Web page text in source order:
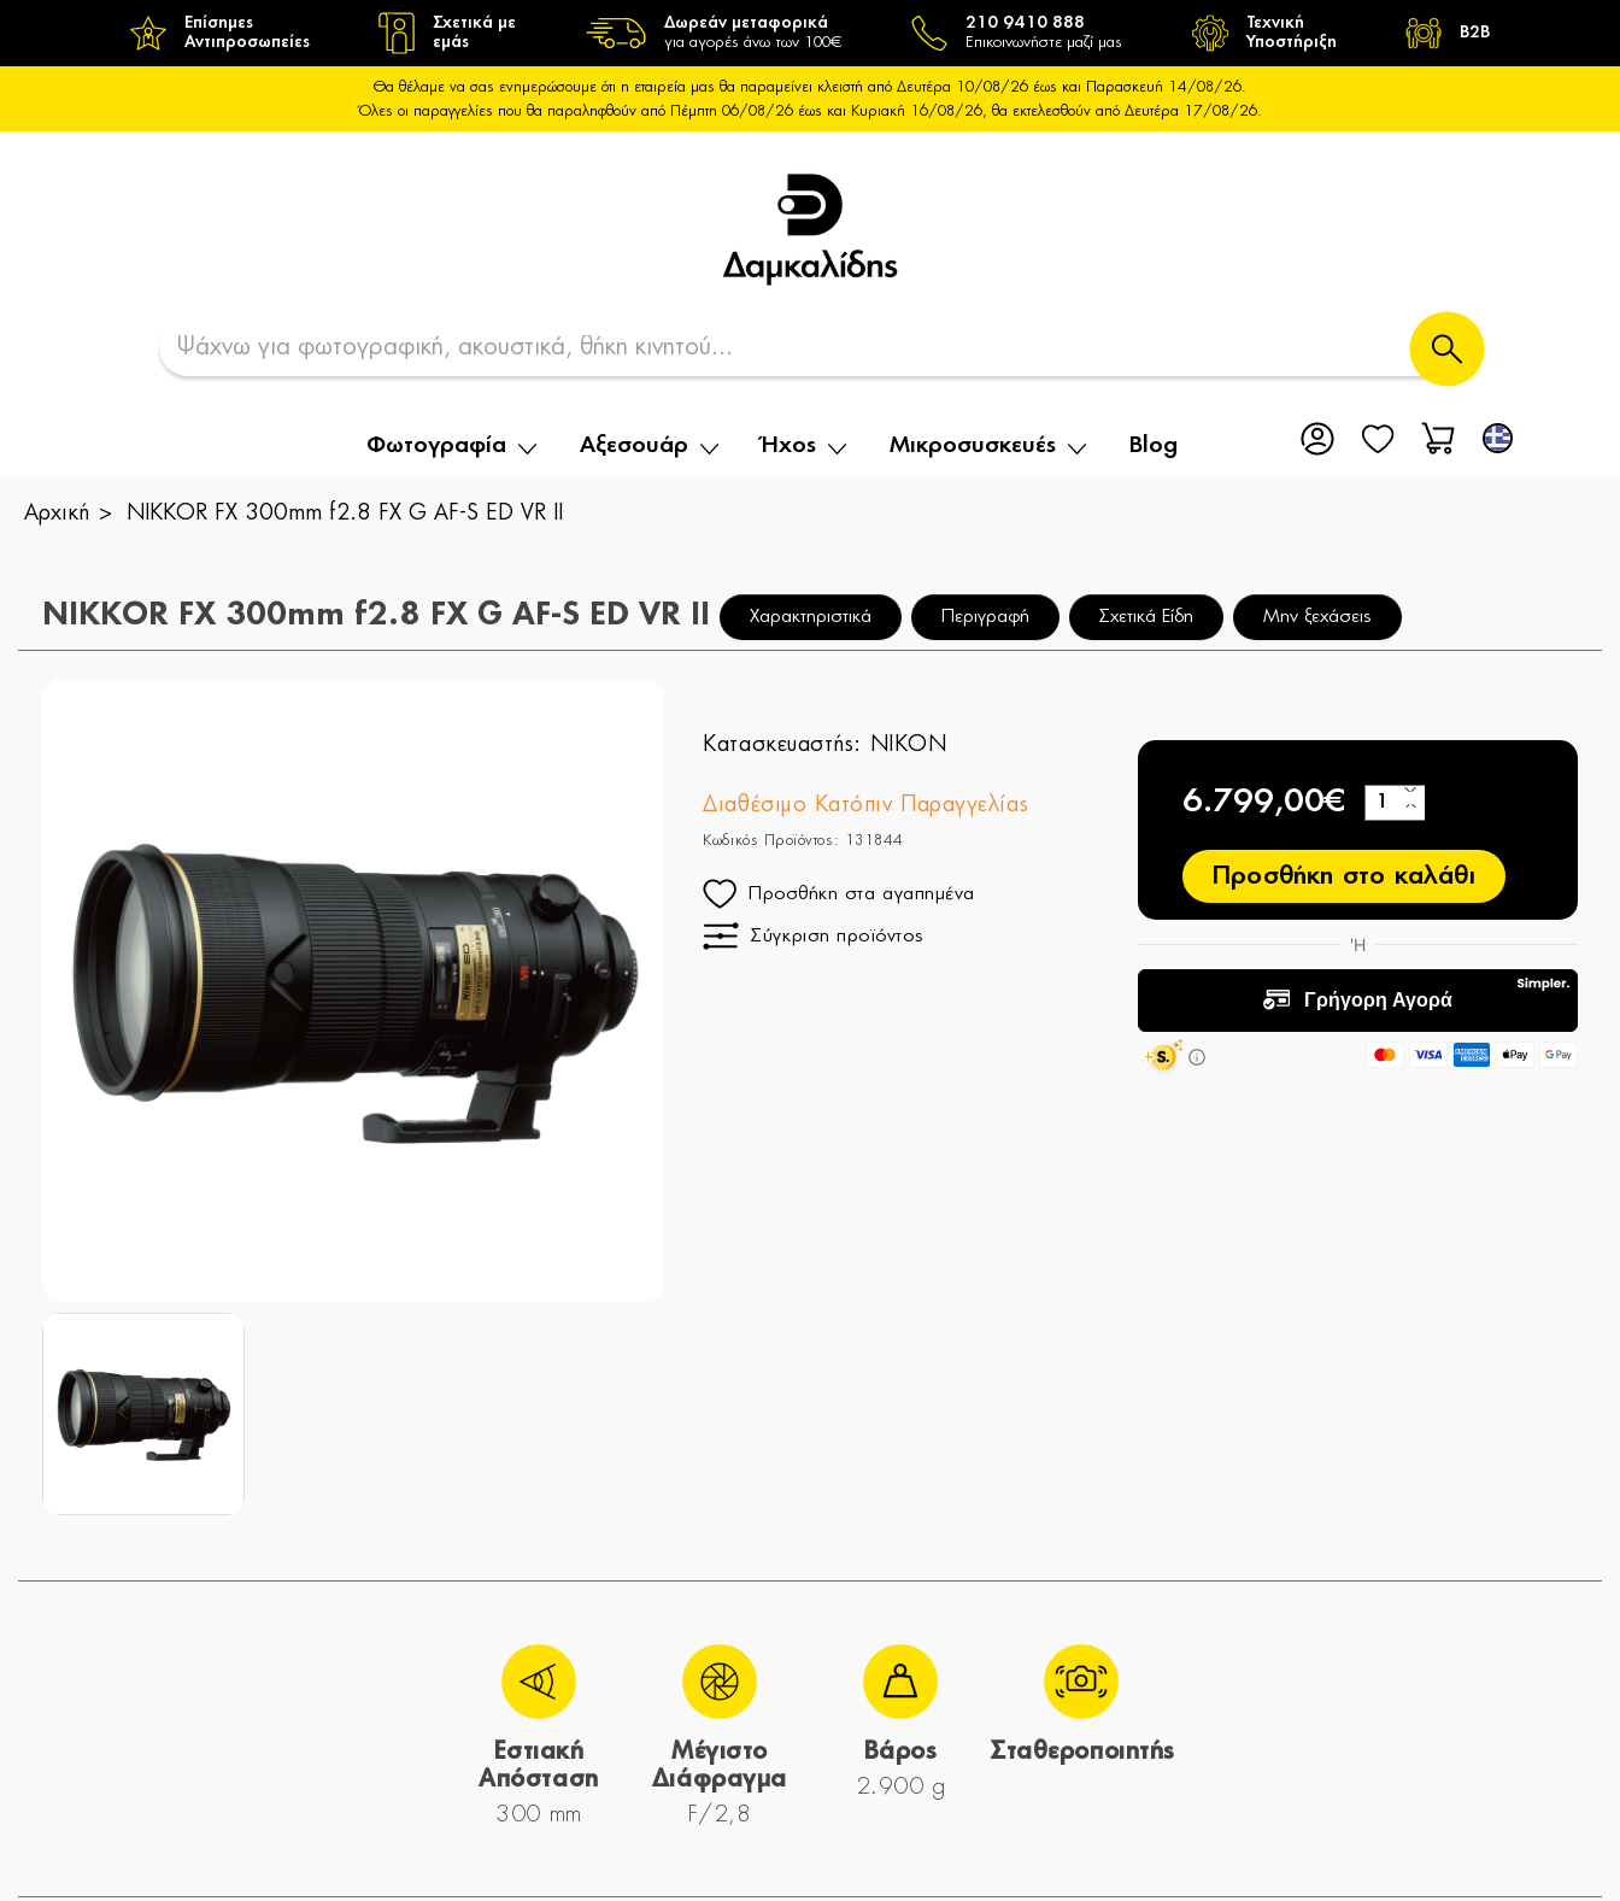
Επίσημες
Αντιπροσωπείες
Σχετικά με
εμάς
Δωρεάν μεταφορικά
για αγορές άνω των 100€
210 9410 888
Επικοινωνήστε μαζί μας
Τεχνική
Υποστήριξη
B2B
Θα θέλαμε να σας ενημερώσουμε ότι η εταιρεία μας θα παραμείνει κλειστή από Δευτέρα 10/08/26 έως και Παρασκευή 14/08/26.
Όλες οι παραγγελίες που θα παραληφθούν από Πέμπτη 06/08/26 έως και Κυριακή 16/08/26, θα εκτελεσθούν από Δευτέρα 17/08/26.
Φωτογραφία Αξεσουάρ Ήχος Μικροσυσκευές Blog
Αρχική NIKKOR FX 300mm f2.8 FX G AF-S ED VR II
NIKKOR FX 300mm f2.8 FX G AF-S ED VR II Χαρακτηριστικά Περιγραφή Σχετικά Είδη Μην ξεχάσεις
Κατασκευαστής: NIKON
Διαθέσιμο Κατόπιν Παραγγελίας
Κωδικός Προϊόντος: 131844
Προσθήκη στα αγαπημένα
Σύγκριση προϊόντος
6.799,00€ −
+
Προσθήκη στο καλάθι
Εστιακή
Απόσταση
300 mm
Μέγιστο
Διάφραγμα
F/2,8
Βάρος
2.900 g
Σταθεροποιητής